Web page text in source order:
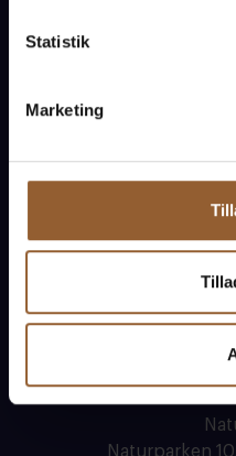
Statistik
Marketing
Naturparken